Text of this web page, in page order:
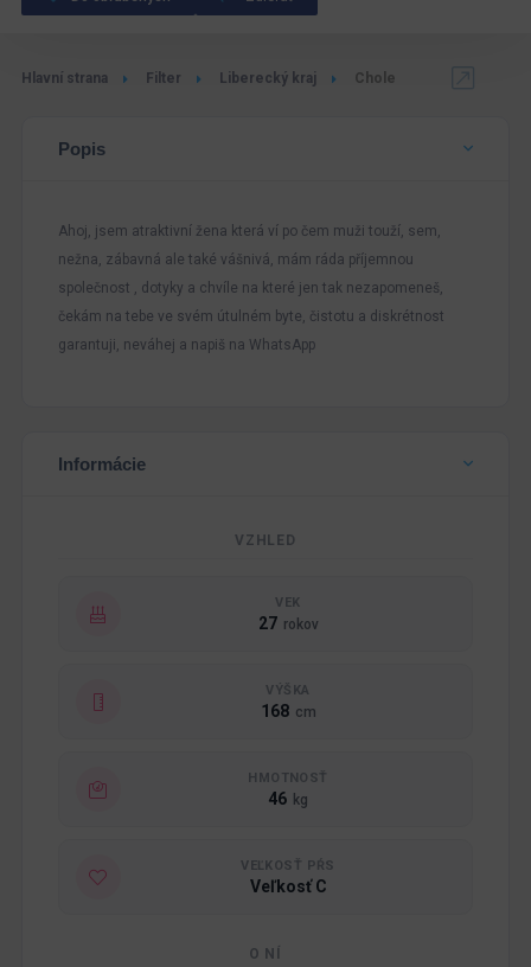
Hlavní strana Filter Liberecký kraj Chole
Popis
Ahoj, jsem atraktivní žena která ví po čem muži touží, sem,
nežna, zábavná ale také vášnivá, mám ráda příjemnou
společnost , dotyky a chvíle na které jen tak nezapomeneš,
čekám na tebe ve svém útulném byte, čistotu a diskrétnost
garantuji, neváhej a napiš na WhatsApp
Informácie
VZHLED
VEK
27 rokov
VÝŠKA
168 cm
HMOTNOSŤ
46 kg
VEĽKOSŤ PŔS
Veľkosť C
O NÍ